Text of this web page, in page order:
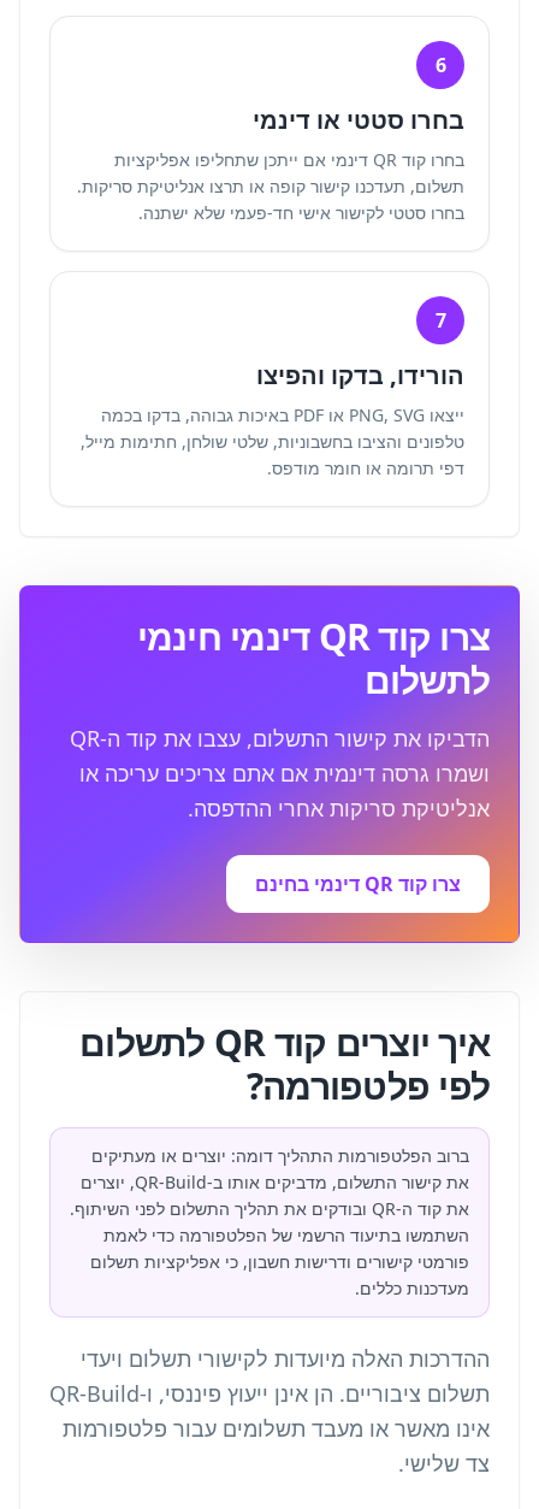
6
בחרו סטטי או דינמי
בחרו קוד QR דינמי אם ייתכן שתחליפו אפליקציות
תשלום, תעדכנו קישור קופה או תרצו אנליטיקת סריקות.
בחרו סטטי לקישור אישי חד-פעמי שלא ישתנה.
7
הורידו, בדקו והפיצו
ייצאו PNG, SVG או PDF באיכות גבוהה, בדקו בכמה
טלפונים והציבו בחשבוניות, שלטי שולחן, חתימות מייל,
דפי תרומה או חומר מודפס.
צרו קוד QR דינמי חינמי
לתשלום
הדביקו את קישור התשלום, עצבו את קוד ה-QR
ושמרו גרסה דינמית אם אתם צריכים עריכה או
אנליטיקת סריקות אחרי ההדפסה.
צרו קוד QR דינמי בחינם
איך יוצרים קוד QR לתשלום
לפי פלטפורמה?
ברוב הפלטפורמות התהליך דומה: יוצרים או מעתיקים
את קישור התשלום, מדביקים אותו ב-QR-Build, יוצרים
את קוד ה-QR ובודקים את תהליך התשלום לפני השיתוף.
השתמשו בתיעוד הרשמי של הפלטפורמה כדי לאמת
פורמטי קישורים ודרישות חשבון, כי אפליקציות תשלום
מעדכנות כללים.
ההדרכות האלה מיועדות לקישורי תשלום ויעדי
תשלום ציבוריים. הן אינן ייעוץ פיננסי, ו-QR-Build
אינו מאשר או מעבד תשלומים עבור פלטפורמות
צד שלישי.